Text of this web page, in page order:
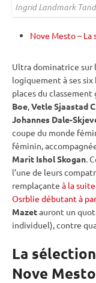
Ingrid Landmark
Nove Mesto –
Ultra dominatrice sur
logiquement à ses
places du classement
Boe,Vetle Sjaastad
Johannes Dale-
coupe du monde
féminin,
Marit Ishol Skogan.
l’une de leurs
remplaçante à la
Osrblie débutant à
Mazetauront un
individuel), contre
La
Nove